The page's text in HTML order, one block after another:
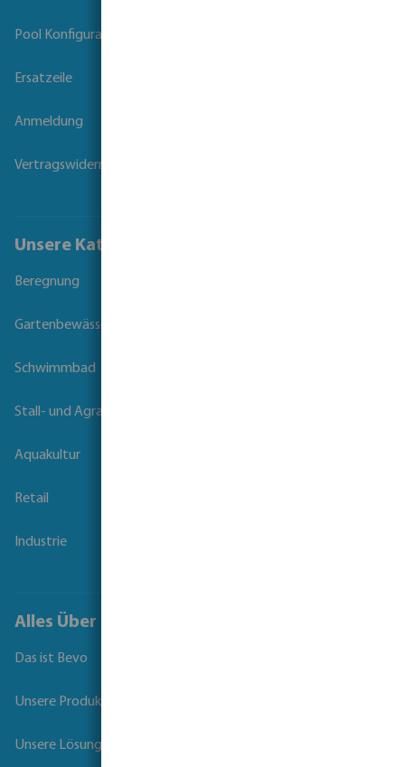
Pool Konfigurator
Ersatzeile
Anmeldung
Vertragswiderruf
Unsere Kataloge
Beregnung
Gartenbewässerung
Schwimmbad
Stall- und Agrartechnik
Aquakultur
Retail
Industrie
Alles Über Bevo
Das ist Bevo
Unsere Produkte
Unsere Lösungen